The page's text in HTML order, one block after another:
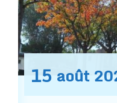
15 août